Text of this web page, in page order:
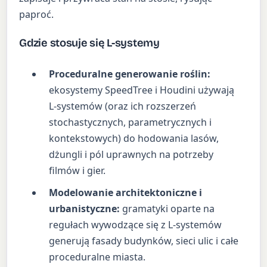
paproć.
Gdzie stosuje się L-systemy
Proceduralne generowanie roślin:
ekosystemy SpeedTree i Houdini używają
L-systemów (oraz ich rozszerzeń
stochastycznych, parametrycznych i
kontekstowych) do hodowania lasów,
dżungli i pól uprawnych na potrzeby
filmów i gier.
Modelowanie architektoniczne i
urbanistyczne: gramatyki oparte na
regułach wywodzące się z L-systemów
generują fasady budynków, sieci ulic i całe
proceduralne miasta.